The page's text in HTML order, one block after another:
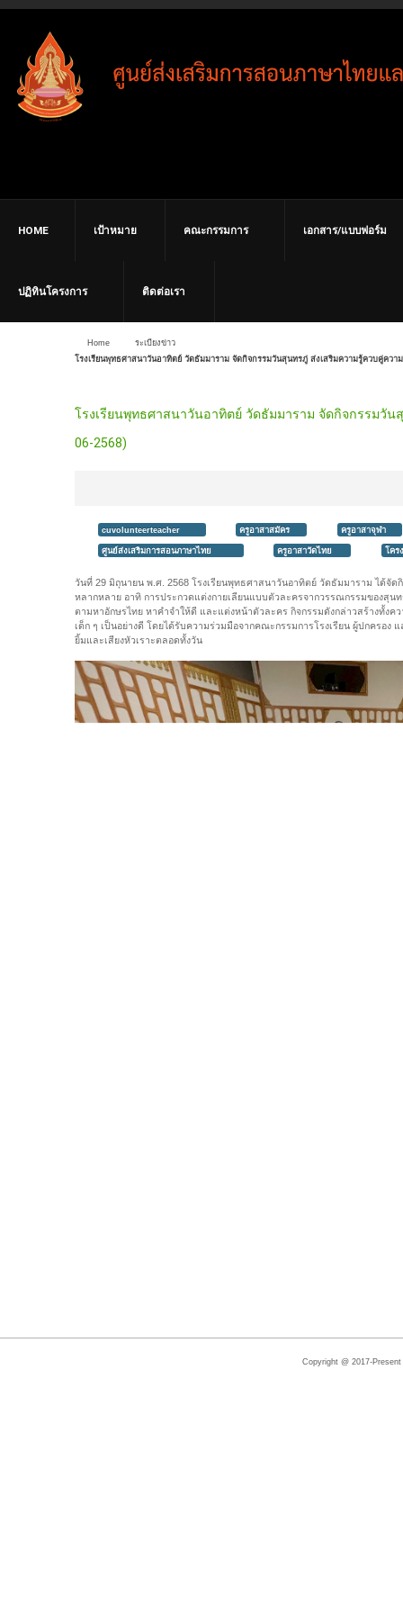
HOME เป้าหมาย คณะกรรมการ เอกสาร/แบบฟอร์ม
ปฏิทินโครงการ ติดต่อเรา
Home
ระเบียงข่าว
โรงเรียนพุทธศาสนาวันอาทิตย์ วัดธัมมาราม จัดกิจกรรมวันสุนทรภู่ ส่งเสริมความรู้ควบคู่ควา
โรงเรียนพุทธศาสนาวันอาทิตย์ วัดธัมมาราม จัดกิจกรรมวั
06-2568)
cuvolunteerteacher ครูอาสาสมัคร ครูอาสาจุฬา
ศูนย์ส่งเสริมการสอนภาษาไทย ครูอาสาวัดไทย โคร
วันที่ 29 มิถุนายน พ.ศ. 2568 โรงเรียนพุทธศาสนาวันอาทิตย์ วัดธัมมาราม ได้จัด
หลากหลาย อาทิ การประกวดแต่งกายเลียนแบบตัวละครจากวรรณกรรมของสุน
ตามหาอักษรไทย หาคำจำให้ดี และแต่งหน้าตัวละคร กิจกรรมดังกล่าวสร้างทั้ง
เด็ก ๆ เป็นอย่างดี โดยได้รับความร่วมมือจากคณะกรรมการโรงเรียน ผู้ปกครอง
ยิ้มและเสียงหัวเราะตลอดทั้งวัน
Copyright @ 2017-